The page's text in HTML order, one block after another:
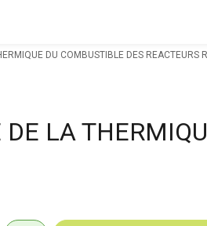
DU COMBUSTIBLE DES REACTEURS
LA